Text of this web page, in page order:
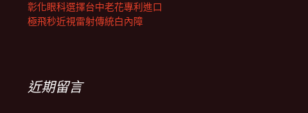
彰化眼科選擇台中老花專利進口
極飛秒近視雷射傳統白內障
近期留言